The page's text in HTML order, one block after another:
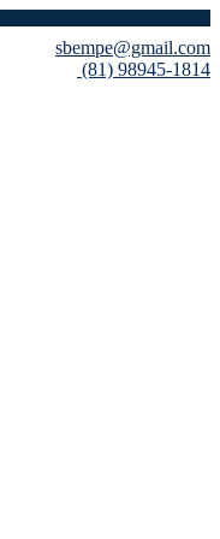
sbempe@gmail.com
(81) 98945-1814